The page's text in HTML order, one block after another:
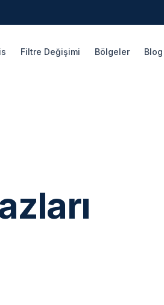
Filtre Değişimi Bölgeler Blog